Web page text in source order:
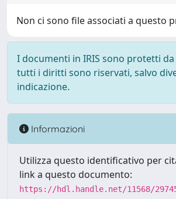
Non ci sono file associati a questo
I documenti in IRIS sono protetti
tutti i diritti sono riservati, salvo
indicazione.
Informazioni
Utilizza questo identificativo per
link a questo documento:
https://hdl.handle.net/11568/